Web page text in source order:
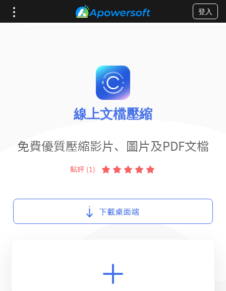
登入
線上文檔壓縮
免費優質壓縮影片、圖片及PDF文檔
點評 (1)
下載桌面端